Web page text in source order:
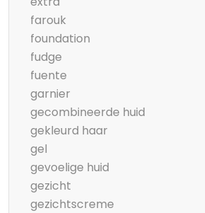
farouk
foundation
fudge
fuente
garnier
gecombineerde huid
gekleurd haar
gel
gevoelige huid
gezicht
gezichtscreme